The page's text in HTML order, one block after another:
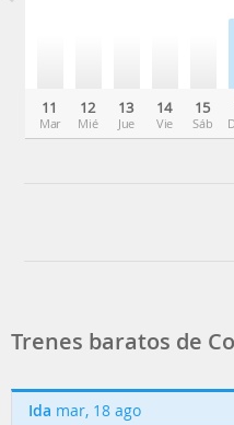
11
Mar
12
Mié
13
Jue
14
Vie
15
Sáb
Trenes baratos de
Ida mar, 18 ago